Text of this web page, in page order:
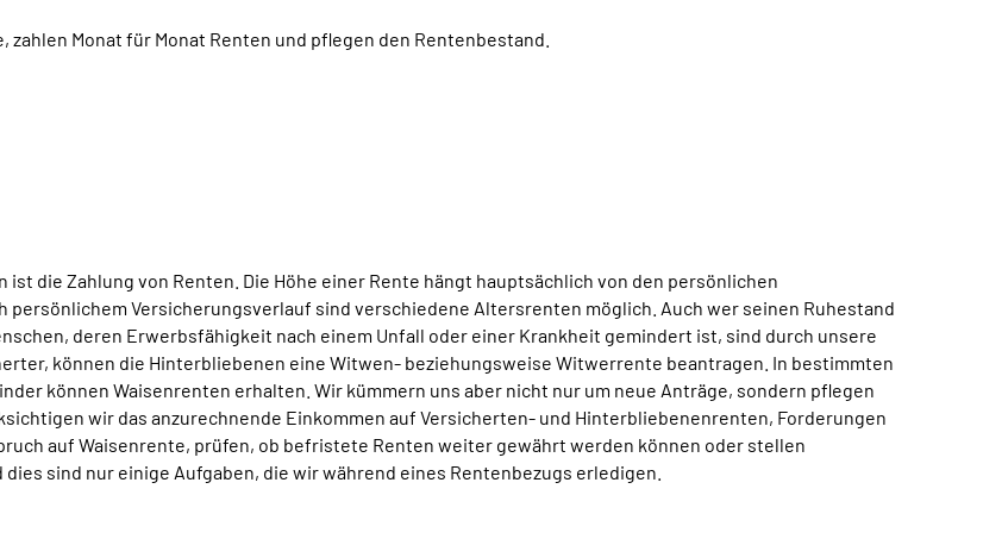
Monat für Monat Renten und pflegen den Rentenbestand.
die Zahlung von Renten. Die Höhe einer Rente hängt hauptsächlich von den persönlichen
Versicherungsverlauf sind verschiedene Altersrenten möglich. Auch wer seinen Ruhestand
deren Erwerbsfähigkeit nach einem Unfall oder einer Krankheit gemindert ist, sind durch unsere
können die Hinterbliebenen eine Witwen- beziehungsweise Witwerrente beantragen. In bestimmten
können Waisenrenten erhalten. Wir kümmern uns aber nicht nur um neue Anträge, sondern pflegen
wir das anzurechnende Einkommen auf Versicherten- und Hinterbliebenenrenten, Forderungen
auf Waisenrente, prüfen, ob befristete Renten weiter gewährt werden können oder stellen
sind nur einige Aufgaben, die wir während eines Rentenbezugs erledigen.